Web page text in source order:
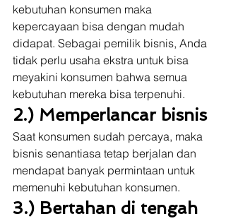
kebutuhan konsumen maka
kepercayaan bisa dengan mudah
didapat. Sebagai pemilik bisnis, Anda
tidak perlu usaha ekstra untuk bisa
meyakini konsumen bahwa semua
kebutuhan mereka bisa terpenuhi.
2.) Memperlancar bisnis
Saat konsumen sudah percaya, maka
bisnis senantiasa tetap berjalan dan
mendapat banyak permintaan untuk
memenuhi kebutuhan konsumen.
3.) Bertahan di tengah